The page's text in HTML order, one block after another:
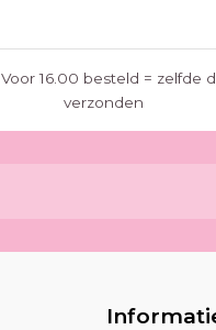
Voor 16.00 besteld = zelfde
verzonden